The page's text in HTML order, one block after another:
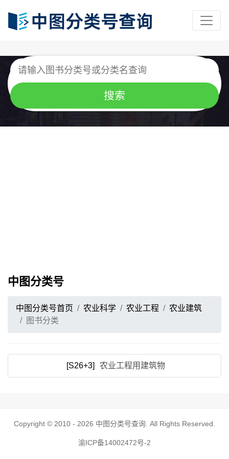
中图分类号
中图分类号首页 农业科学 农业工程
农业建筑
图书分类
[S26+3] 农业工程用建筑物
Copyright © 2010 - 2026 中图分类号查询 . All Rights Reserved.
渝ICP备14002472号-2